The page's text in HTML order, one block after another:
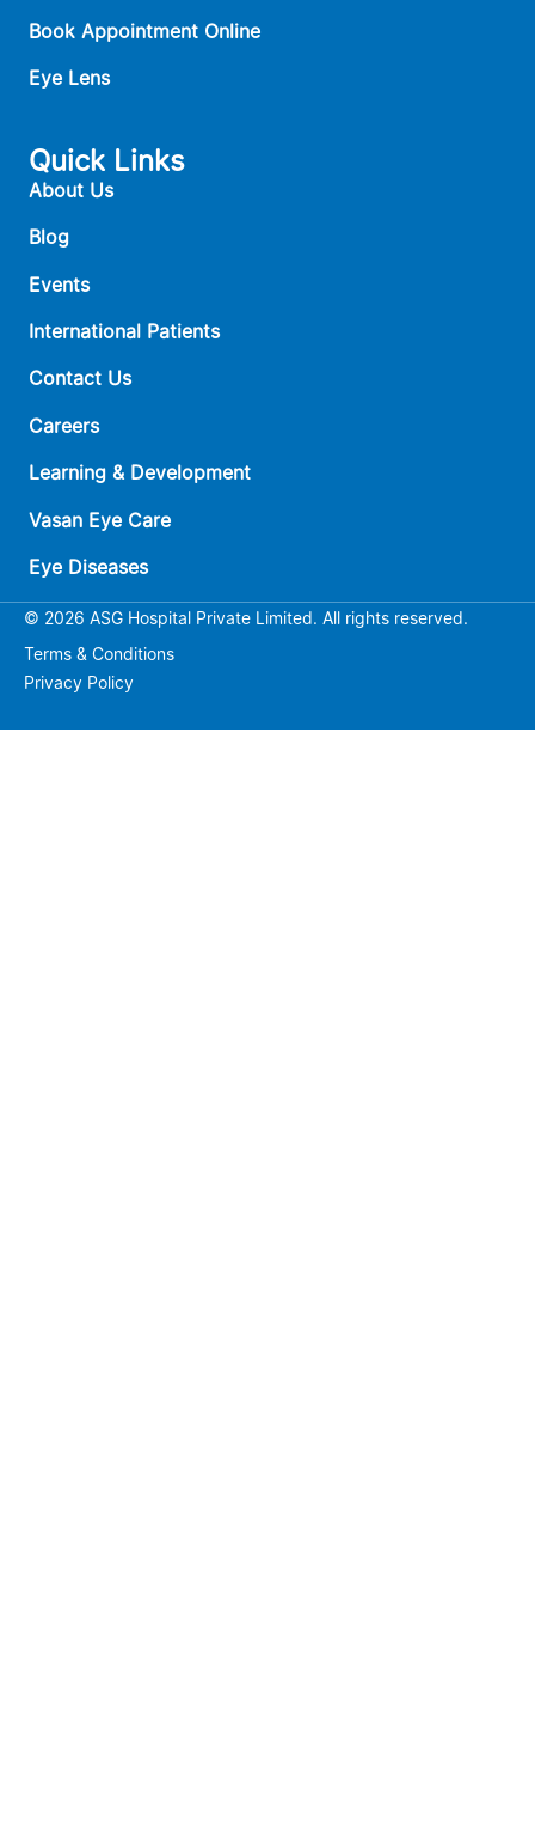
Book Appointment Online
Eye Lens
Quick Links
About Us
Blog
Events
International Patients
Contact Us
Careers
Learning & Development
Vasan Eye Care
Eye Diseases
© 2026 ASG Hospital Private Limited. All rights reserved.
Terms & Conditions
Privacy Policy